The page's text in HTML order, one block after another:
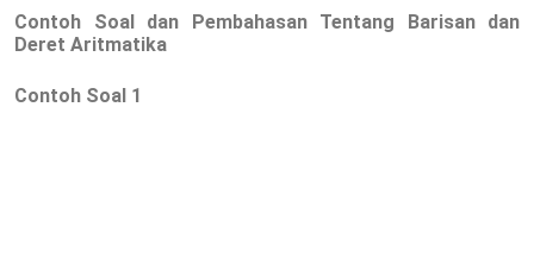
Contoh Soal dan Pembahasan Tentang Barisan dan
Deret Aritmatika
Contoh Soal 1